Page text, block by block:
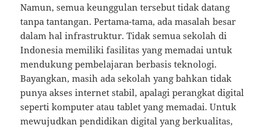
Namun, semua keunggulan tersebut tidak datang
tanpa tantangan. Pertama-tama, ada masalah besar
dalam hal infrastruktur. Tidak semua sekolah di
Indonesia memiliki fasilitas yang memadai untuk
mendukung pembelajaran berbasis teknologi.
Bayangkan, masih ada sekolah yang bahkan tidak
punya akses internet stabil, apalagi perangkat digital
seperti komputer atau tablet yang memadai. Untuk
mewujudkan pendidikan digital yang berkualitas,